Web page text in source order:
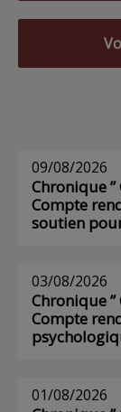
09/08/2026
Chronique ”
Compte
soutien
03/08/2026
Chronique ”
Compte
01/08/2026